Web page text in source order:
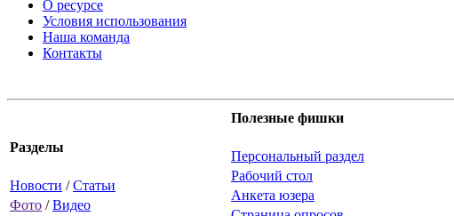
О ресурсе
Условия использования
Наша команда
Контакты
Разделы
Новости /Статьи
Фото /Видео
Полезные фишки
Персональный раздел
Рабочий стол
Анкета юзера